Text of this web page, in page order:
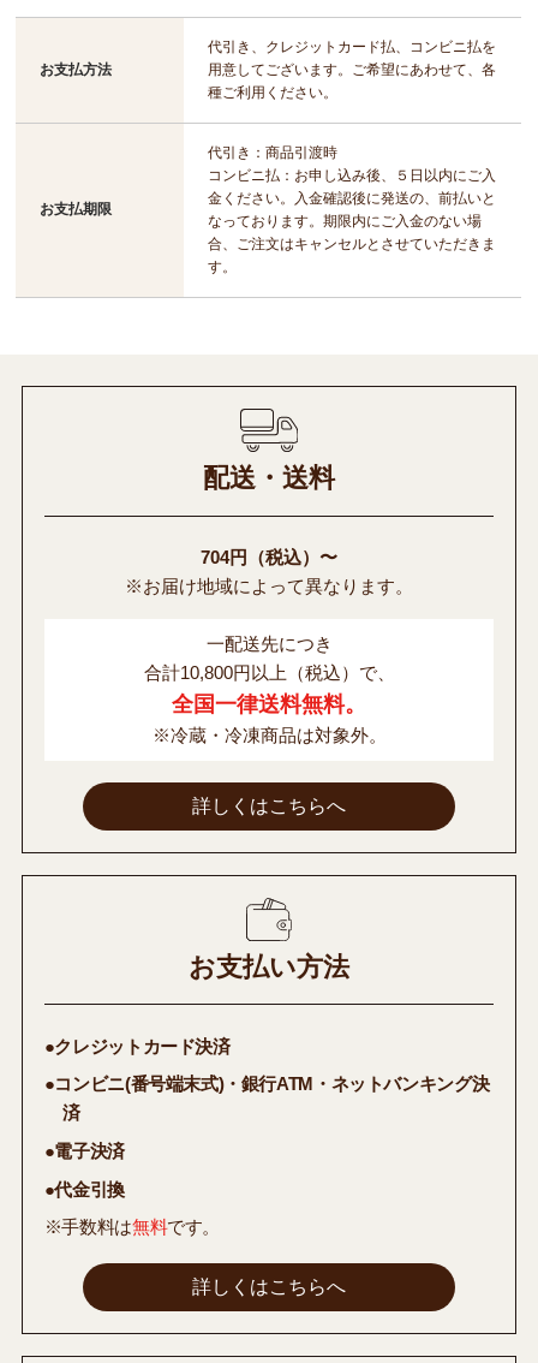
お支払方法
代引き、クレジットカード払、コンビニ払を
用意してございます。ご希望にあわせて、各
種ご利用ください。
お支払期限
代引き：商品引渡時
コンビニ払：お申し込み後、５日以内にご入
金ください。入金確認後に発送の、前払いと
なっております。期限内にご入金のない場
合、ご注文はキャンセルとさせていただきま
す。
配送・送料
704円（税込）〜
※お届け地域によって異なります。
一配送先につき
合計10,800円以上（税込）で、
全国一律送料無料。
※冷蔵・冷凍商品は対象外。
詳しくはこちらへ
お支払い方法
●クレジットカード決済
●コンビニ(番号端末式)・銀行ATM・ネットバンキング決
済
●電子決済
●代金引換
※手数料は無料です。
詳しくはこちらへ